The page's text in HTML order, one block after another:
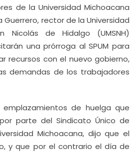
de la Universidad Michoacana
Guerrero, rector de la Universidad
Nicolás de Hidalgo (UMSNH)
una prórroga al SPUM para
recursos con el nuevo gobierno,
demandas de los trabajadores
de huelga que
parte del Sindicato Único de
Michoacana, dijo que el
y que por el contrario el día de